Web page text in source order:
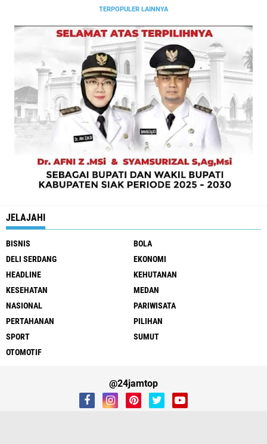
TERPOPULER LAINNYA
JELAJAHI
BISNIS
BOLA
DELI SERDANG
EKONOMI
HEADLINE
KEHUTANAN
KESEHATAN
MEDAN
NASIONAL
PARIWISATA
PERTAHANAN
PILIHAN
SPORT
SUMUT
OTOMOTIF
@24jamtop